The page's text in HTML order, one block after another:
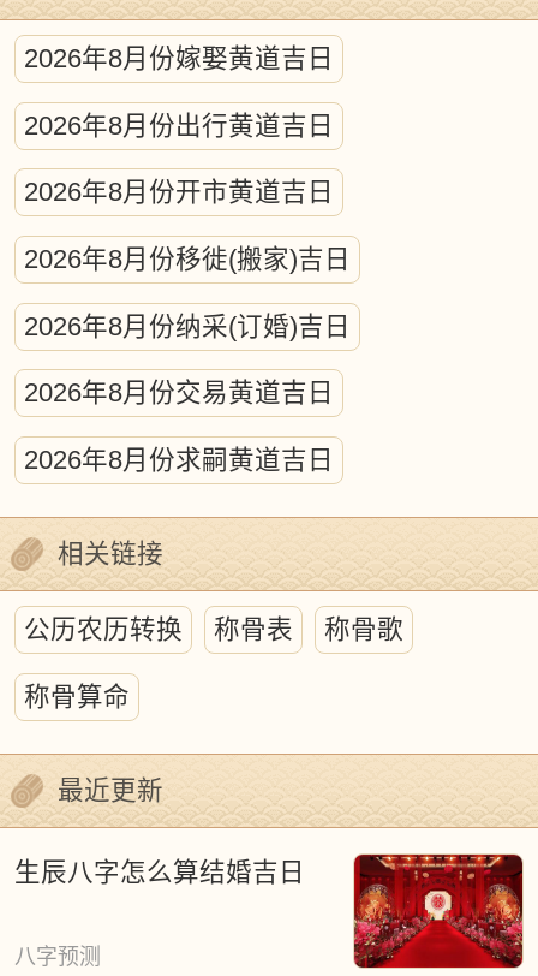
传统日历可不是简单的数日子，要算
日月行星的轨迹，测晨昏星象，预报日月
食这些天文现象。说白了就是古代版的"天
文年历编制工程"，凝聚了老祖宗观测天象
的智慧结晶。
日月星辰的"太空芭蕾"对地球生命有啥
影响？古今学者都发现，这些宇宙运动会
在地球生物身上留下独特印记。天体运行
规律里藏着万物生长的密码，包含着自然
变化的原理。所以要研究人和自然的关
系，还真得看懂古代历法这个"时空密码
本"。
虽然老黄历上的吉凶说法有些玄乎，
但仔细琢磨会发现这里面大有文章：既有
天文地理知识，又有生态哲学思考，还教
人怎么和大自然和谐相处。咱们现在要用
科学眼光去研究，既不能全盘迷信，也别
一棍子打死，这可是打开传统文化宝库的
挑日子重要吗？这可是咱老祖宗传下
2026年8月份嫁娶黄道吉日
2026年8月份出行黄道吉日
2026年8月份开市黄道吉日
2026年8月份移徙(搬家)吉日
2026年8月份纳采(订婚)吉日
2026年8月份交易黄道吉日
2026年8月份求嗣黄道吉日
相关链接
公历农历转换 称骨表 称骨歌
称骨算命
最近更新
生辰八字怎么算结婚吉日
八字预测